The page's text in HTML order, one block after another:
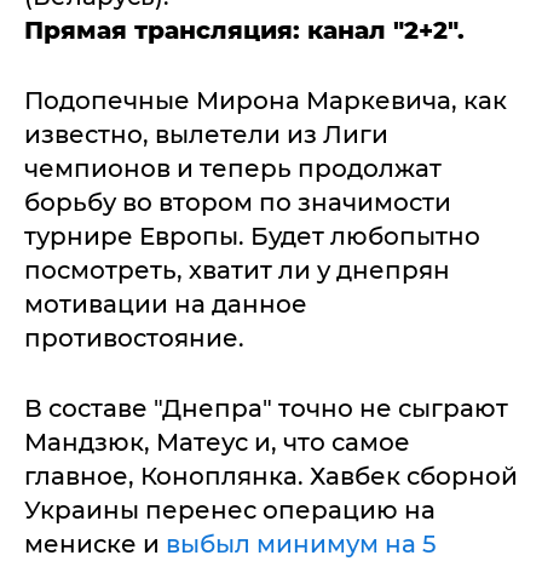
Прямая трансляция: канал "2+2".
Подопечные Мирона Маркевича, как
известно, вылетели из Лиги
чемпионов и теперь продолжат
борьбу во втором по значимости
турнире Европы. Будет любопытно
посмотреть, хватит ли у днепрян
мотивации на данное
противостояние.
В составе "Днепра" точно не сыграют
Мандзюк, Матеус и, что самое
главное, Коноплянка. Хавбек сборной
Украины перенес операцию на
мениске и выбыл минимум на 5